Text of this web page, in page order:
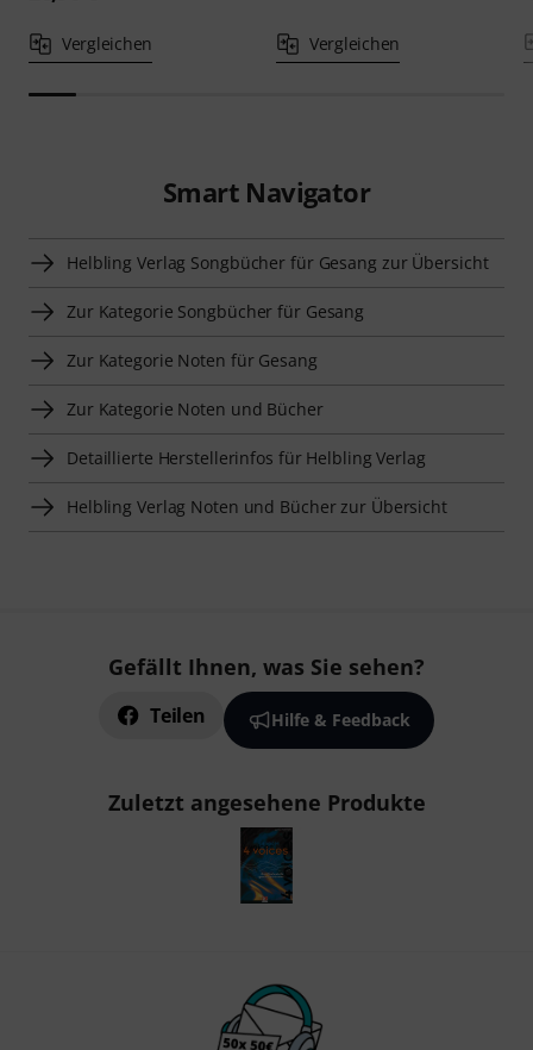
Vergleichen Vergleichen
Smart Navigator
Helbling Verlag Songbücher für Gesang zur Übersicht
Zur Kategorie Songbücher für Gesang
Zur Kategorie Noten für Gesang
Zur Kategorie Noten und Bücher
Detaillierte Herstellerinfos für Helbling Verlag
Helbling Verlag Noten und Bücher zur Übersicht
Gefällt Ihnen, was Sie sehen?
Teilen Hilfe & Feedback
Zuletzt angesehene Produkte